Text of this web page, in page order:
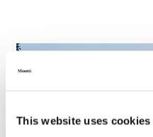
This website uses cookies